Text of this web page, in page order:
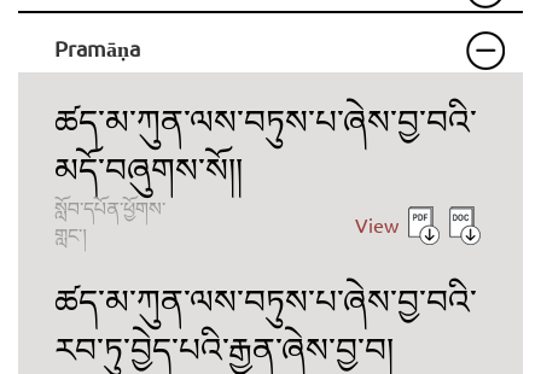
Pramāṇa
ཚད་མ་ཀུན་ལས་བཏུས་པ་ཞེས་བྱ་བའི་
མདོ་བཞུགས་སོ།།
སློབ་དཔོན་ཕྱོགས་
གླང་།
View
ཚད་མ་ཀུན་ལས་བཏུས་པ་ཞེས་བྱ་བའི་
རབ་ཏུ་བྱེད་པའི་རྒྱན་ཞེས་བྱ་བ།